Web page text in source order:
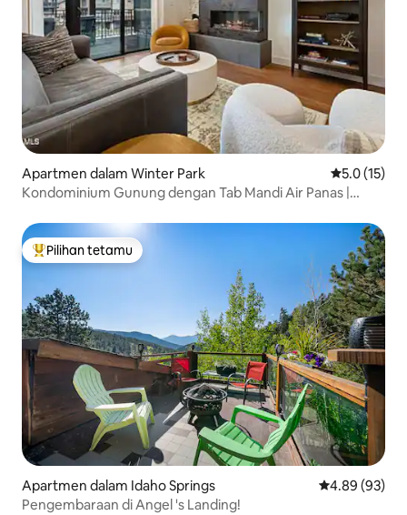
Apartmen dalam Winter Park Penarafan
5.0 (15)
Kondominium Gunung dengan Tab Mandi Air Panas |
Pilihan utama tetamu
Pilihan tetamu
Apartmen dalam Idaho Springs Penarafan
4.89 (93)
Pengembaraan di Angel 's Landing!